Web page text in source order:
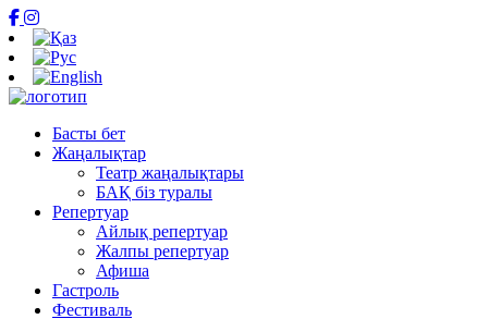
Басты бет
Жаңалықтар
Театр жаңалықтары
БАҚ біз туралы
Репертуар
Айлық репертуар
Жалпы репертуар
Афиша
Гастроль
Фестиваль